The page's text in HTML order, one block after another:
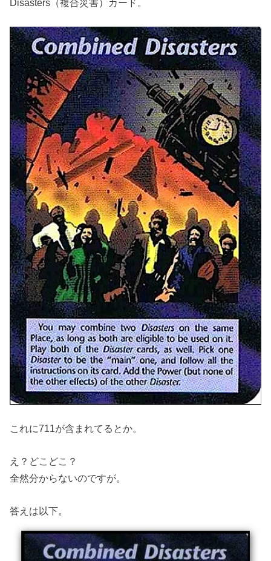
Disasters（複合災害）カード。
これに711が含まれてるとか。
え？どこどこ？
全然分からないのですが。
答えは以下。